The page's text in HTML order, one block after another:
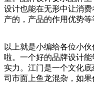
设计也能在无形中让消
产的，产品的作用优势等
以上就是小编给各位小
啦。一个好的品牌设计
实力。江门是一个文化
司市面上鱼龙混杂，如果